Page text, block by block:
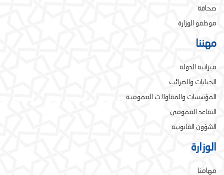
صحافة
موظفو الوزارة
مهننا
ميزانية الدولة
الجبايات والضرائب
المؤسسات والمقاولات العمومية
التقاعد العمومي
الشؤون القانونية
الوزارة
مهامنا